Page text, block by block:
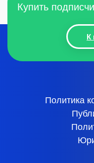
Купить
К
Политика